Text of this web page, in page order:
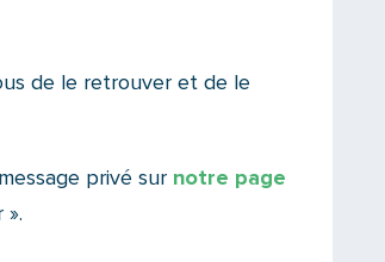
de le retrouver et de le
privé sur notre page
».